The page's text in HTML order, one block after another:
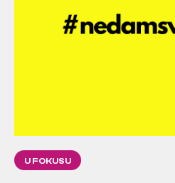
U FOKUSU